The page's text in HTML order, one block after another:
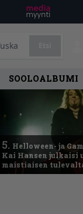
SOOLOALBUMI
5. Helloween- ja
Kai Hansen julkaisi
maistiaisen